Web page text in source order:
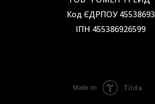
Код ЄДРПОУ 45538693
ІПН 455386926599
Made on Tilda